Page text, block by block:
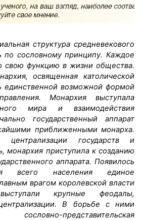
структура средневекового
по сословному принципу. Каждое
свою функцию в жизни общества.
освященная католической
единственной возможной формой
Монархия выступала
мира и взаимодействия
государственный аппарат
приближенными монарха.
государств и
монархия приступила к созданию
аппарата. Появилось
всего населения единое
врагом королевской власти
крупные феодалы,
В борьбе с ними
представительская